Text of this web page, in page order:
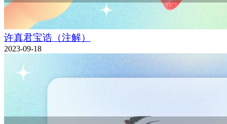
许真君宝诰（注解）
2023-09-18